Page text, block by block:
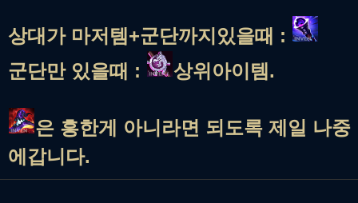
상대가 마저템+군단까지있을때 :
군단만 있을때 :
상위아이템.
은 흥한게 아니라면 되도록 제일 나중
에갑니다.